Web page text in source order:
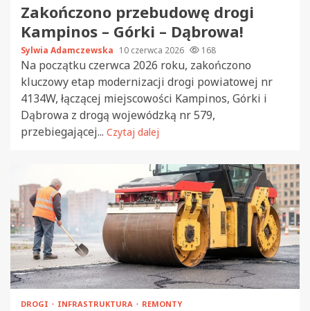
Zakończono przebudowę drogi
Kampinos – Górki – Dąbrowa!
Sylwia Adamczewska 10 czerwca 2026 168
Na początku czerwca 2026 roku, zakończono
kluczowy etap modernizacji drogi powiatowej nr
4134W, łączącej miejscowości Kampinos, Górki i
Dąbrowa z drogą wojewódzką nr 579,
przebiegającej... Czytaj dalej
DROGI INFRASTRUKTURA REMONTY